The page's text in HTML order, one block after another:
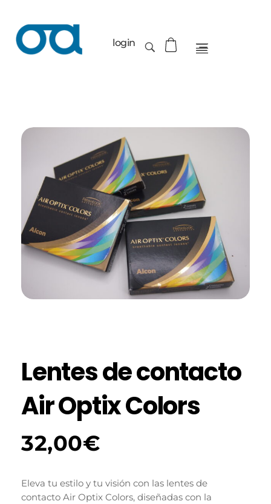
login
Lentes de contacto
Air Optix Colors
32,00€
Eleva tu estilo y tu visión con las lentes de
contacto Air Optix Colors, diseñadas con la